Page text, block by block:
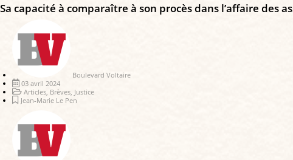
Sa capacité à comparaître à son procès dans l’affaire
Boulevard Voltaire
03 avril 2024
Articles Brèves Justice
Jean-Marie Le Pen